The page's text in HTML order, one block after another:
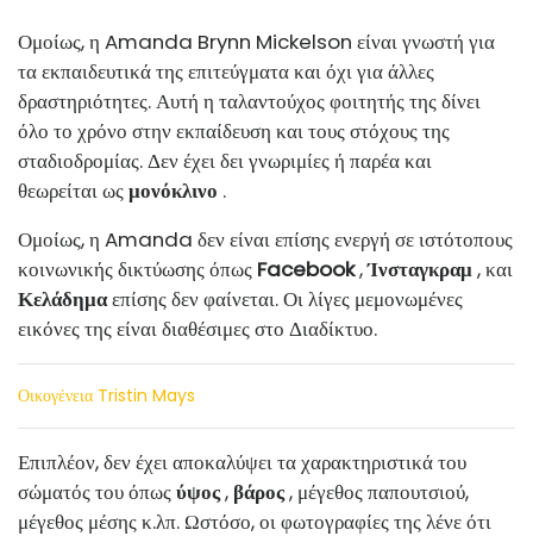
Ομοίως, η Amanda Brynn Mickelson είναι γνωστή για
τα εκπαιδευτικά της επιτεύγματα και όχι για άλλες
δραστηριότητες. Αυτή η ταλαντούχος φοιτητής της δίνει
όλο το χρόνο στην εκπαίδευση και τους στόχους της
σταδιοδρομίας. Δεν έχει δει γνωριμίες ή παρέα και
θεωρείται ωςμονόκλινο .
Ομοίως, η Amanda δεν είναι επίσης ενεργή σε ιστότοπους
κοινωνικής δικτύωσης όπως Facebook,Ίνσταγκραμ, και
Κελάδημαεπίσης δεν φαίνεται. Οι λίγες μεμονωμένες
εικόνες της είναι διαθέσιμες στο Διαδίκτυο.
Οικογένεια Tristin Mays
Επιπλέον, δεν έχει αποκαλύψει τα χαρακτηριστικά του
σώματός του όπωςύψος, βάρος, μέγεθος παπουτσιού,
μέγεθος μέσης κ.λπ. Ωστόσο, οι φωτογραφίες της λένε ότι